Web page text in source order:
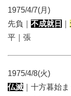
1975/4/7(月)
先負｜ 不成就日
平｜張
1975/4/8(火)
仏滅 ｜十方暮始